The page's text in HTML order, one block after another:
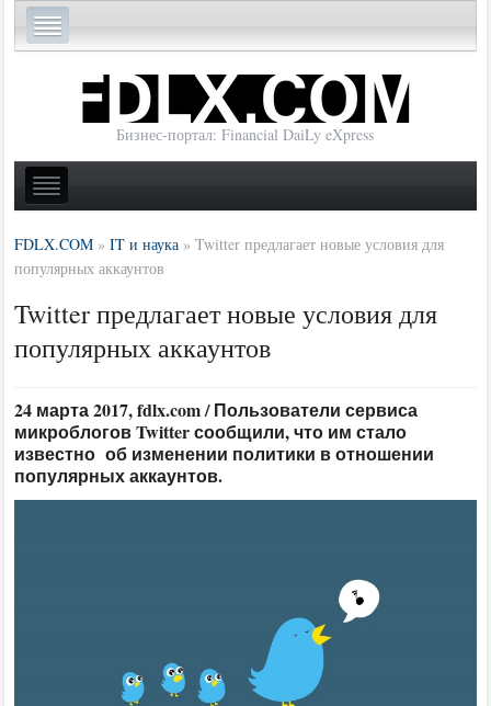
Бизнес-портал: Financial DaiLy eXpress
FDLX.COM »IT и наука »Twitter предлагает новые условия для
популярных аккаунтов
Twitter предлагает новые условия для
популярных аккаунтов
24 марта 2017, fdlx.com / Пользователи сервиса
микроблогов Twitter сообщили, что им стало
известно об изменении политики в отношении
популярных аккаунтов.